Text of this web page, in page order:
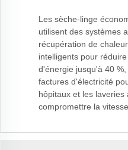
Les sèche-linge
utilisent des systèmes
récupération de
intelligents pour
d'énergie jusqu'à 40
factures d'électricité
hôpitaux et les laveries
compromettre la